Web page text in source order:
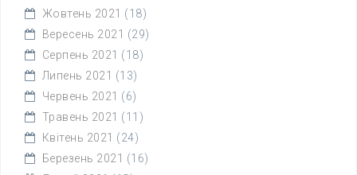
Жовтень 2021 (18)
Вересень 2021 (29)
Серпень 2021 (18)
Липень 2021 (13)
Червень 2021 (6)
Травень 2021 (11)
Квітень 2021 (24)
Березень 2021 (16)